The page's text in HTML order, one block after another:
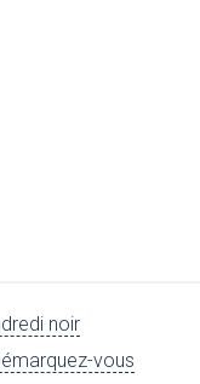
noir
vous